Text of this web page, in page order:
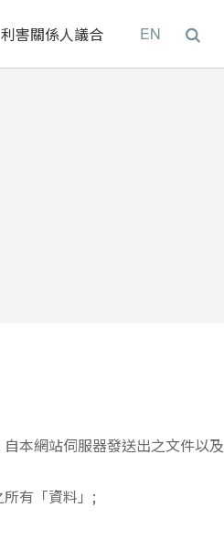
利害關係人議合 EN
本網站伺服器發送出之文件以及
有「資料」;